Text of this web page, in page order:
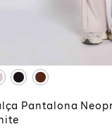
ADICIONAR
Pantalona